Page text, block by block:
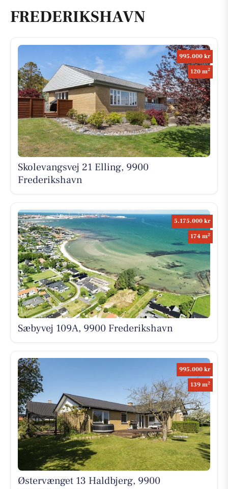
FREDERIKSHAVN
995.000 kr
120 m2
Skolevangsvej 21 Elling, 9900
Frederikshavn
5.175.000 kr
174 m2
Sæbyvej 109A, 9900 Frederikshavn
995.000 kr
139 m2
Østervænget 13 Haldbjerg, 9900